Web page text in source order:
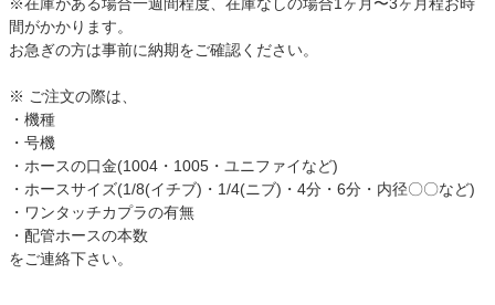
間がかかります。
お急ぎの方は事前に納期をご確認ください。
※ ご注文の際は、
・機種
・号機
・ホースの口金(1004・1005・ユニファイなど)
・ホースサイズ(1/8(イチブ)・1/4(ニブ)・4分・6分・内径〇〇など)
・ワンタッチカプラの有無
・配管ホースの本数
をご連絡下さい。